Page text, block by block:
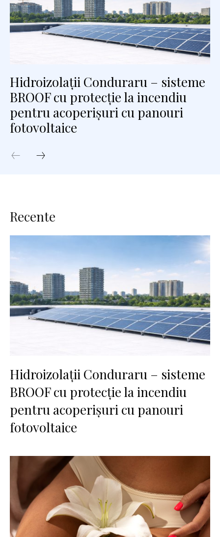
Hidroizolații Conduraru – sisteme
BROOF cu protecție la incendiu
pentru acoperișuri cu panouri
fotovoltaice
Recente
Hidroizolații Conduraru – sisteme
BROOF cu protecție la incendiu
pentru acoperișuri cu panouri
fotovoltaice